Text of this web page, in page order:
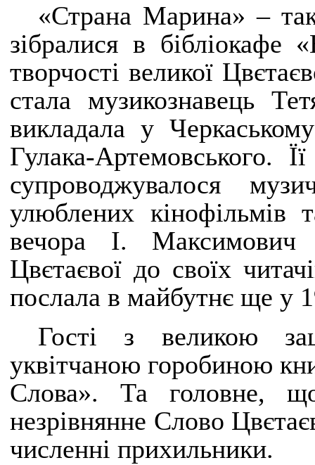
«Страна Марина» –
зібралися в бібліокафе
творчості великої
стала музикознавець
викладала у
Гулака-Артемовського.
супроводжувалося
улюблених кінофільмів
вечора І. Максимович
Цвєтаєвої до своїх
послала в майбутнє ще у
Гості з великою
уквітчаною горобиною
Слова». Та головне,
незрівнянне Слово
численні прихильники.